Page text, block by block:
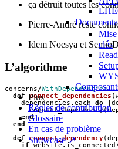
clés
Plus
Règles de contribution
Glossaire
En cas de problème
Showcase ↗
ça détruit toutes les
Pierre-André reste
Idem Noesya et
L’algorithme
concerns/WithDependencies
def
connect_dependencies (
dependencies .each do
connect_dependency(
end
end
def
connect_dependency(
if website.